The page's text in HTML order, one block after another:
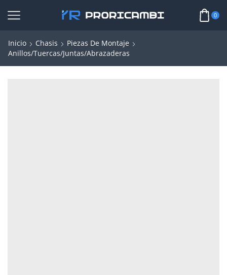
0
Inicio Chasis
Piezas De Montaje
Anillos/Tuercas/Juntas/Abrazaderas